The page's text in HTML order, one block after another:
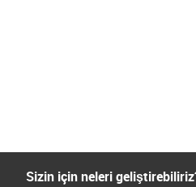
Sizin için neleri